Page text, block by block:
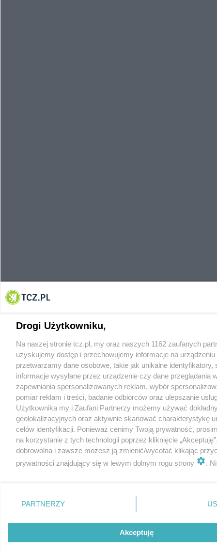
Drogi Użytkowniku,
Na naszej stronie tcz.pl, my oraz naszych 1162 zaufanych
uzyskujemy dostęp i przechowujemy informacje na urządzeniu
przetwarzamy dane osobowe, takie jak unikalne identyfikatory,
informacje wysyłane przez urządzenie czy dane przeglądania
zapewniania spersonalizowanych reklam, wybór
pomiar reklam i treści, badanie odbiorców oraz ulepszanie
Użytkownika my i Zaufani Partnerzy możemy używać
geolokalizacyjnych oraz aktywnie skanować charakterystykę
celów identyfikacji. Ponieważ cenimy Twoją prywatność,
na korzystanie z tych technologii poprzez kliknięcie
dobrowolna i zawsze możesz ją zmienić/wycofać klikając
prywatności znajdujący się w lewym dolnym rogu strony
.
Zapoznaj się z poniższymi informacjami, abyś mógł świadomie
komfortowo korzystać z naszych serwisów internetowych.
informacje dotyczące przetwarzania Twoich danych
PARTNERZY
Akceptuję